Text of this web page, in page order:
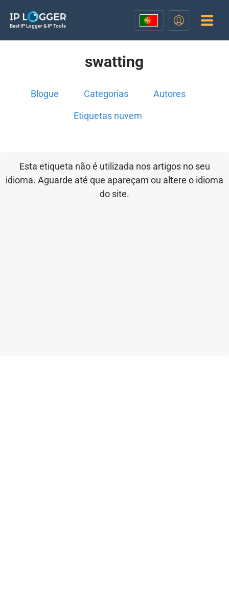
Best IP Logger & IP Tools
swatting
Blogue Categorias Autores
Etiquetas nuvem